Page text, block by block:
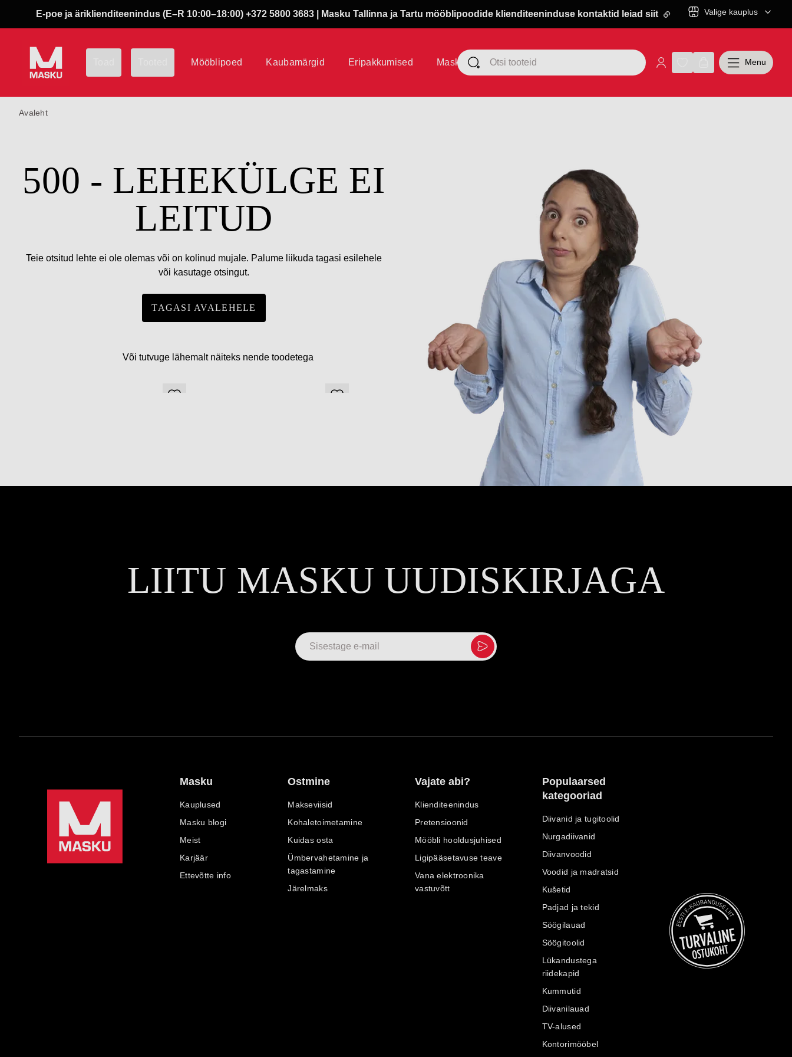
E-poe ja äriklienditeenindus (E–R 10:00–18:00) +372 5800 3683 | Masku Tallinna ja Tartu mööblipoodide klienditeeninduse kontaktid leiad siit Valige kauplus
Mööblipoed Kaubamärgid Eripakkumised Masku klubi Menu
Avaleht
500 - LEHEKÜLGE EI
LEITUD
Teie otsitud lehte ei ole olemas või on kolinud mujale. Palume liikuda tagasi esilehele
või kasutage otsingut.
TAGASI AVALEHELE
Või tutvuge lähemalt näiteks nende toodetega
LIITU MASKU UUDISKIRJAGA
Masku
Kauplused
Masku blogi
Meist
Karjäär
Ettevõtte info
Ostmine
Makseviisid
Kohaletoimetamine
Kuidas osta
Ümbervahetamine ja
tagastamine
Järelmaks
Vajate abi?
Klienditeenindus
Pretensioonid
Mööbli hooldusjuhised
Ligipääsetavuse teave
Vana elektroonika
vastuvõtt
Populaarsed
kategooriad
Diivanid ja tugitoolid
Nurgadiivanid
Diivanvoodid
Voodid ja madratsid
Kušetid
Padjad ja tekid
Söögilauad
Söögitoolid
Lükandustega
riidekapid
Kummutid
Diivanilauad
TV-alused
Kontorimööbel